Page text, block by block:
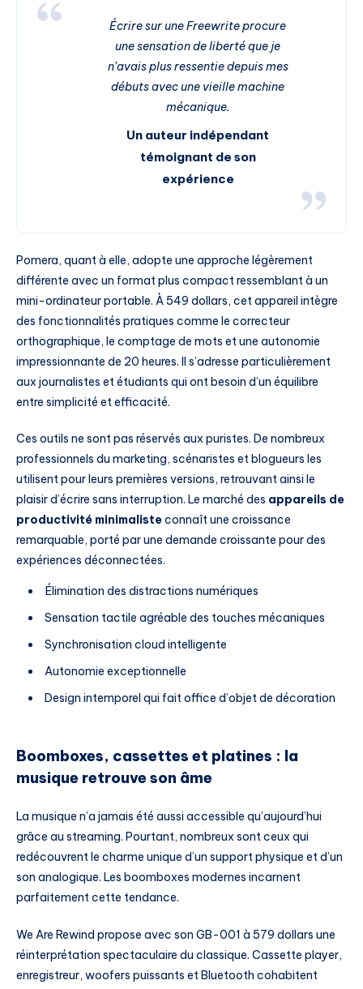
Écrire sur une Freewrite procure
une sensation de liberté que je
n’avais plus ressentie depuis mes
débuts avec une vieille machine
mécanique.
Un auteur indépendant
témoignant de son
expérience
Pomera, quant à elle, adopte une approche légèrement
différente avec un format plus compact ressemblant à un
mini-ordinateur portable. À 549 dollars, cet appareil intègre
des fonctionnalités pratiques comme le correcteur
orthographique, le comptage de mots et une autonomie
impressionnante de 20 heures. Il s’adresse particulièrement
aux journalistes et étudiants qui ont besoin d’un équilibre
entre simplicité et efficacité.
Ces outils ne sont pas réservés aux puristes. De nombreux
professionnels du marketing, scénaristes et blogueurs les
utilisent pour leurs premières versions, retrouvant ainsi le
plaisir d’écrire sans interruption. Le marché des appareils de
productivité minimalisteconnaît une croissance
remarquable, porté par une demande croissante pour des
expériences déconnectées.
Élimination des distractions numériques
Sensation tactile agréable des touches mécaniques
Synchronisation cloud intelligente
Autonomie exceptionnelle
Design intemporel qui fait office d’objet de décoration
Boomboxes, cassettes et platines : la
musique retrouve son âme
La musique n’a jamais été aussi accessible qu’aujourd’hui
grâce au streaming. Pourtant, nombreux sont ceux qui
redécouvrent le charme unique d’un support physique et d’un
son analogique. Les boomboxes modernes incarnent
parfaitement cette tendance.
We Are Rewind propose avec son GB-001 à 579 dollars une
réinterprétation spectaculaire du classique. Cassette player,
enregistreur, woofers puissants et Bluetooth cohabitent